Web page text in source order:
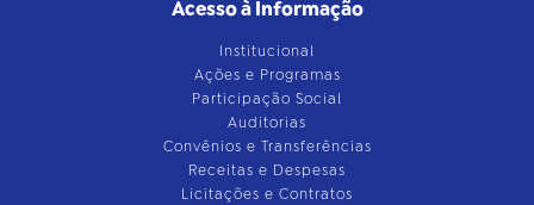
Acesso à Informação
Institucional
Ações e Programas
Participação Social
Auditorias
Convênios e Transferências
Receitas e Despesas
Licitações e Contratos